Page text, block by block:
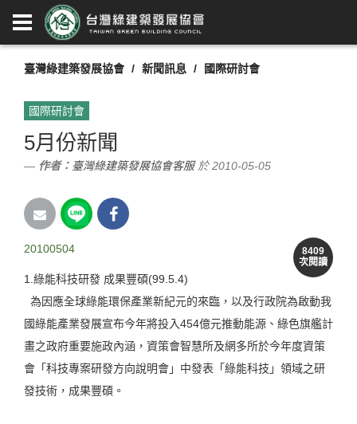
臺灣綠建築發展協會 新聞訊息 國際研討會
國際研討會
5月份新聞
作者： 臺灣綠建築發展協會客服於 2010-05-05
8409
次閱讀
20100504
1.綠能科技研發 成果豐碩(99.5.4)
為因應全球綠能環保產業新紀元的來臨，以及行政院為啟動我
國綠能產業發展宣布今年將投入454億元推動能源、綠色旗艦計
畫之政府重要施政內涵，資策會智慧所及網多所於今年度資策
會「科技專案研發方向說明會」中發表「綠能科技」領域之研
發技術，成果豐碩。